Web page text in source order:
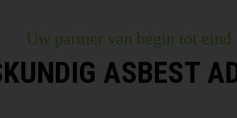
Uw partner van begin tot eind
ASBEST